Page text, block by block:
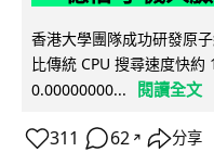
香港大學團隊成功研發原
比傳統 CPU 搜尋速度快
0.00000000...
閱讀全文
311 62 ↗ 分享